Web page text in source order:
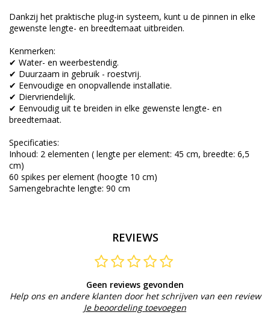
Dankzij het praktische plug-in systeem, kunt u de pinnen in elke
gewenste lengte- en breedtemaat uitbreiden.
Kenmerken:
✔ Water- en weerbestendig.
✔ Duurzaam in gebruik - roestvrij.
✔ Eenvoudige en onopvallende installatie.
✔ Diervriendelijk.
✔ Eenvoudig uit te breiden in elke gewenste lengte- en
breedtemaat.
Specificaties:
Inhoud: 2 elementen ( lengte per element: 45 cm, breedte: 6,5
cm)
60 spikes per element (hoogte 10 cm)
Samengebrachte lengte: 90 cm
REVIEWS
Geen reviews gevonden
Help ons en andere klanten door het schrijven van een review
Je beoordeling toevoegen